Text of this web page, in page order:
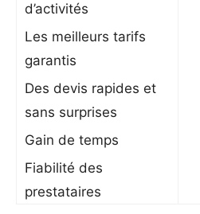
d’activités
Les meilleurs tarifs
garantis
Des devis rapides et
sans surprises
Gain de temps
Fiabilité des
prestataires